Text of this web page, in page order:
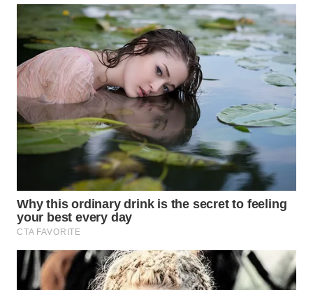
WN
INDRAMAYU
WN
KUNINGAN
MAJALENGKA
WN
SUKABUMI
WN
PURWAKARTA